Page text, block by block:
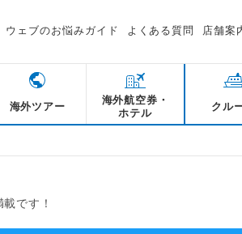
ウェブのお悩みガイド よくある質問 店舗案
海外ツアー
海外航空券・
ホテル
クル
です！